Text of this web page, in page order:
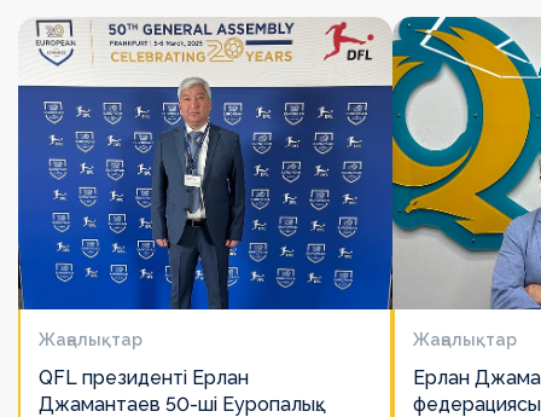
Жаңалықтар
QFL президенті Ерлан
Джамантаев 50-ші Еуропалық
Жаңалықтар
Ерлан